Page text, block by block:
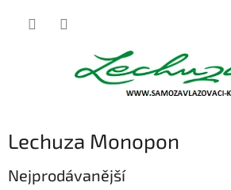
Lechuza Monopon
Nejprodávanější